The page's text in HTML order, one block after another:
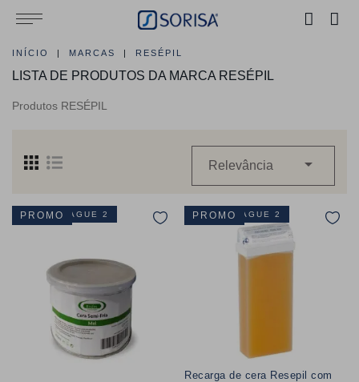
INÍCIO MARCAS RESÉPIL
LISTA DE PRODUTOS DA MARCA RESÉPIL
Produtos RESÉPIL
Relevância 
LEVE 3 PAGUE 2
PROMO LEVE 3 PAGUE 2
PROMO
Recarga de cera Resepil com